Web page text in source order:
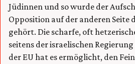
Jüdinnen und so wurde der
Opposition auf der anderen Seite
gehört. Die scharfe, oft
seitens der israelischen
der EU hat es ermöglicht, den